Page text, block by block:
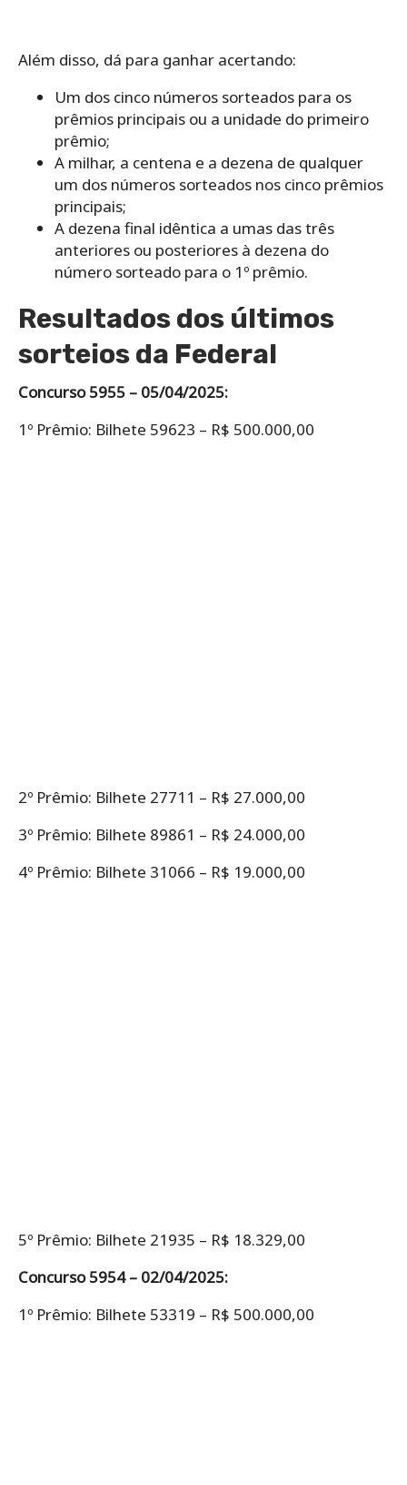
Além disso, dá para ganhar acertando:
Um dos cinco números sorteados para os
prêmios principais ou a unidade do primeiro
prêmio;
A milhar, a centena e a dezena de qualquer
um dos números sorteados nos cinco prêmios
principais;
A dezena final idêntica a umas das três
anteriores ou posteriores à dezena do
número sorteado para o 1º prêmio.
Resultados dos últimos
sorteios da Federal
Concurso 5955 – 05/04/2025:
1º Prêmio: Bilhete 59623 – R$ 500.000,00
2º Prêmio: Bilhete 27711 – R$ 27.000,00
3º Prêmio: Bilhete 89861 – R$ 24.000,00
4º Prêmio: Bilhete 31066 – R$ 19.000,00
5º Prêmio: Bilhete 21935 – R$ 18.329,00
Concurso 5954 – 02/04/2025:
1º Prêmio: Bilhete 53319 – R$ 500.000,00